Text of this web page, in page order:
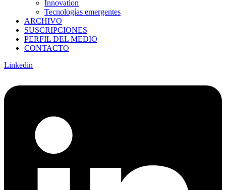
Innovation
Tecnologías emergentes
ARCHIVO
SUSCRIPCIONES
PERFIL DEL MEDIO
CONTACTO
Linkedin